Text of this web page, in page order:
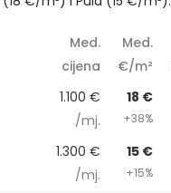
Med.
cijena
Med.
€/m²
1.100 €
/mj.
18 €
+38%
1.300 €
/mj.
15 €
+15%